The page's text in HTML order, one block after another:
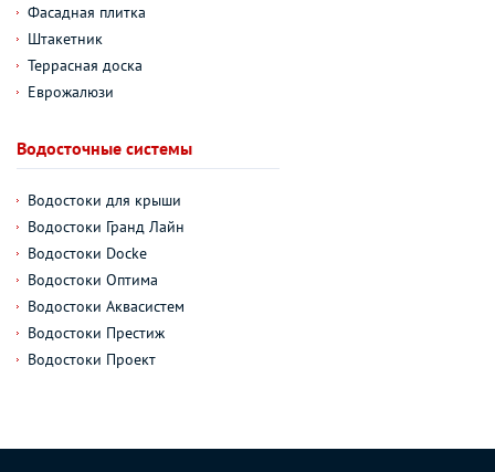
Фасадная плитка
Штакетник
Террасная доска
Еврожалюзи
Водосточные системы
Водостоки для крыши
Водостоки Гранд Лайн
Водостоки Docke
Водостоки Оптима
Водостоки Аквасистем
Водостоки Престиж
Водостоки Проект